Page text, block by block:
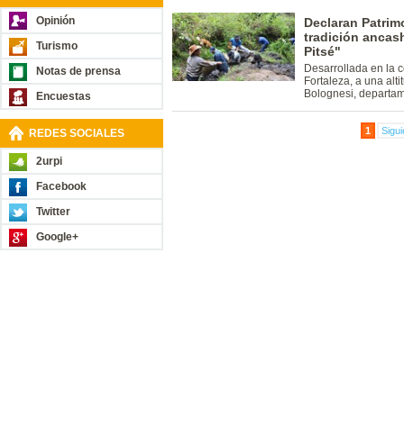
Opinión
Turismo
Notas de prensa
Encuestas
REDES SOCIALES
2urpi
Facebook
Twitter
Google+
Declaran
tradición
Pitsé"
Desarrollada en la
Fortaleza, a una
Bolognesi,
1